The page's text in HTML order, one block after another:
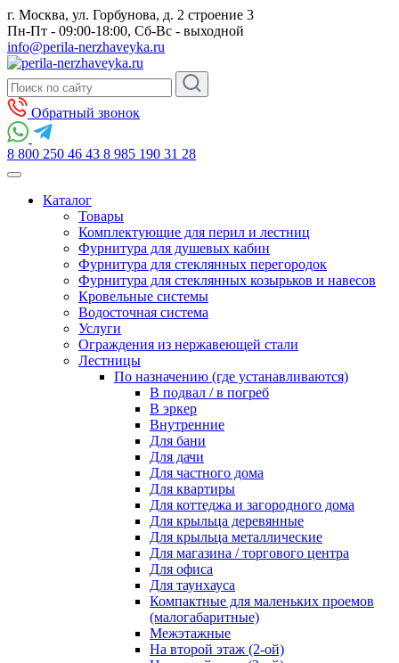
г. Москва, ул. Горбунова, д. 2 строение 3
Пн-Пт - 09:00-18:00, Сб-Вс - выходной
info@perila-nerzhaveyka.ru
Обратный звонок
8 800 250 46 43 8 985 190 31 28
Каталог
Товары
Комплектующие для перил и лестниц
Фурнитура для душевых кабин
Фурнитура для стеклянных перегородок
Фурнитура для стеклянных козырьков и навесов
Кровельные системы
Водосточная система
Услуги
Ограждения из нержавеющей стали
Лестницы
По назначению (где устанавливаются)
В подвал / в погреб
В эркер
Внутренние
Для бани
Для дачи
Для частного дома
Для квартиры
Для коттеджа и загородного дома
Для крыльца деревянные
Для крыльца металлические
Для магазина / торгового центра
Для офиса
Для таунхауса
Компактные для маленьких проемов
(малогабаритные)
Межэтажные
На второй этаж (2-ой)